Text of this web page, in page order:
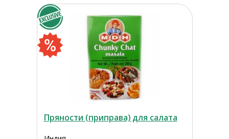
Пряности (приправа) для салата